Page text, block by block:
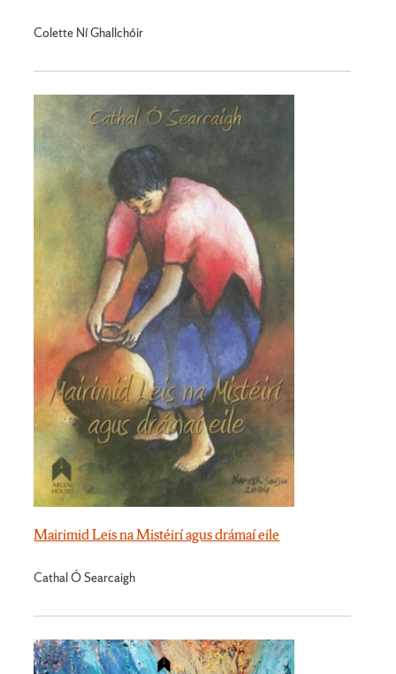
Colette Ní Ghallchóir
Mairimid Leis na Mistéirí agus drámaí eile
Cathal Ó Searcaigh